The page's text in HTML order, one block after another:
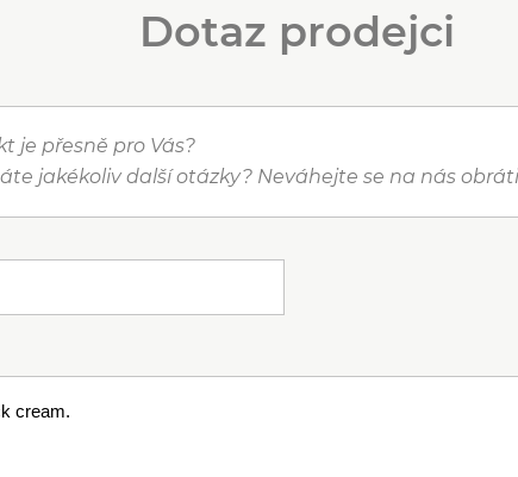
Dotaz prodejci
je přesně pro Vás?
jakékoliv další otázky? Neváhejte se na nás